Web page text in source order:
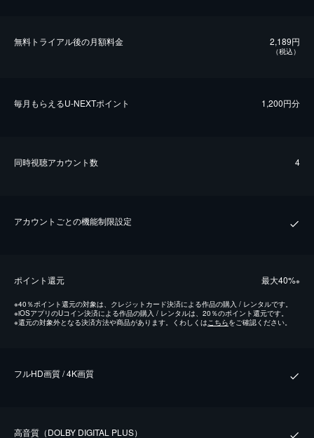
無料トライアル後の⽉額料金 2,189円
（税込）
毎⽉もらえるU-NEXTポイント 1,200円分
同時視聴アカウント数 4
アカウントごとの機能制限設定
ポイント還元 最⼤40%※
※40％ポイント還元の対象は、クレジットカード決済による作品の購入 / レンタルです。
※iOSアプリのUコイン決済による作品の購入 / レンタルは、20％のポイント還元です。
※還元の対象外となる決済方法や商品があります。くわしくはこちらをご確認ください。
フルHD画質 / 4K画質
⾼⾳質（DOLBY DIGITAL PLUS）